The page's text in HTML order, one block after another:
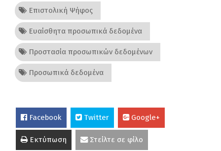
Επιστολική Ψήφος
Ευαίσθητα προσωπικά δεδομένα
Προστασία προσωπικών δεδομένων
Προσωπικά δεδομένα
Facebook Twitter Google+
Εκτύπωση Στείλτε σε φίλο